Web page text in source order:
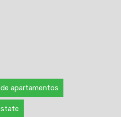
apartamentos